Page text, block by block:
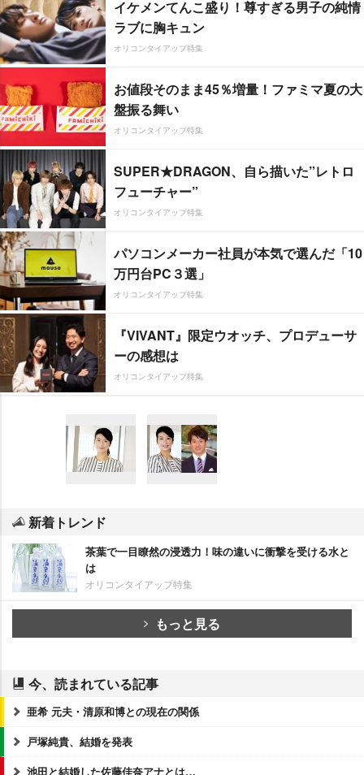
イケメンてんこ盛り！尊すぎる男子の純情
ラブに胸キュン
オリコンタイアップ特集
お値段そのまま45％増量！ファミマ夏の大
盤振る舞い
オリコンタイアップ特集
SUPER★DRAGON、自ら描いた”レトロ
フューチャー”
オリコンタイアップ特集
パソコンメーカー社員が本気で選んだ「10
万円台PC３選」
オリコンタイアップ特集
『VIVANT』限定ウオッチ、プロデューサ
ーの感想は
オリコンタイアップ特集
新着トレンド
茶葉で一目瞭然の浸透力！味の違いに衝撃を受ける水と
は
オリコンタイアップ特集
もっと見る
今、読まれている記事
亜希 元夫・清原和博との現在の関係
戸塚純貴、結婚を発表
池田と結婚した佐藤佳奈アナとは…